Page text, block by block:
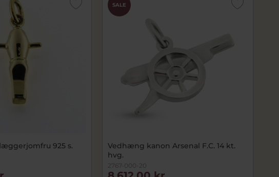
925 s.
SALE
Vedhæng kanon Arsenal F.C. 14 kt.
hvg.
2767-000-20